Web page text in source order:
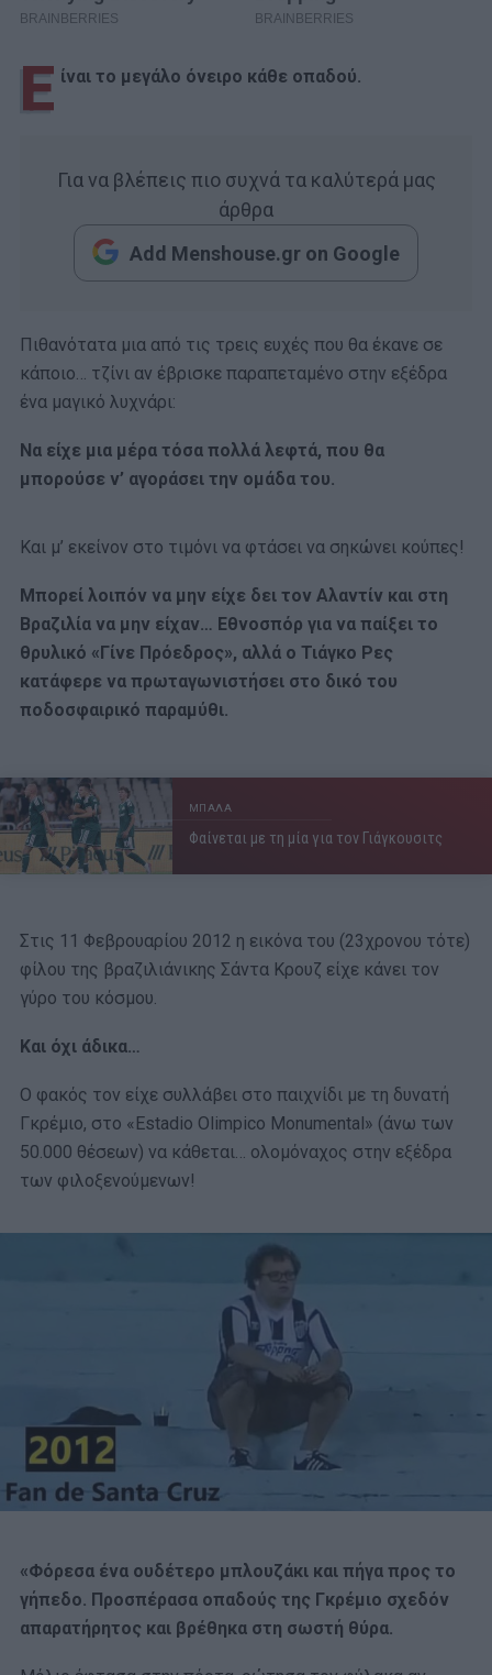
Ε ίναι το μεγάλο όνειρο κάθε οπαδού.
Για να βλέπεις πιο συχνά τα καλύτερά μας
άρθρα
Add Menshouse.gr on Google
Πιθανότατα μια από τις τρεις ευχές που θα έκανε σε
κάποιο… τζίνι αν έβρισκε παραπεταμένο στην εξέδρα
ένα μαγικό λυχνάρι:
Να είχε μια μέρα τόσα πολλά λεφτά, που θα
μπορούσε ν’ αγοράσει την ομάδα του.
Και μ’ εκείνον στο τιμόνι να φτάσει να σηκώνει κούπες!
Μπορεί λοιπόν να μην είχε δει τον Αλαντίν και στη
Βραζιλία να μην είχαν… Εθνοσπόρ για να παίξει το
θρυλικό «Γίνε Πρόεδρος», αλλά ο Τιάγκο Ρες
κατάφερε να πρωταγωνιστήσει στο δικό του
ποδοσφαιρικό παραμύθι.
ΜΠΑΛΑ
Φαίνεται με τη μία για τον Γιάγκουσιτς
Στις 11 Φεβρουαρίου 2012 η εικόνα του (23χρονου τότε)
φίλου της βραζιλιάνικης Σάντα Κρουζ είχε κάνει τον
γύρο του κόσμου.
Και όχι άδικα…
Ο φακός τον είχε συλλάβει στο παιχνίδι με τη δυνατή
Γκρέμιο, στο «Estadio Olimpico Monumental» (άνω των
50.000 θέσεων) να κάθεται… ολομόναχος στην εξέδρα
των φιλοξενούμενων!
«Φόρεσα ένα ουδέτερο μπλουζάκι και πήγα προς το
γήπεδο. Προσπέρασα οπαδούς της Γκρέμιο σχεδόν
απαρατήρητος και βρέθηκα στη σωστή θύρα.